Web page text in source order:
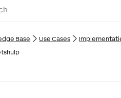
Base Use Cases